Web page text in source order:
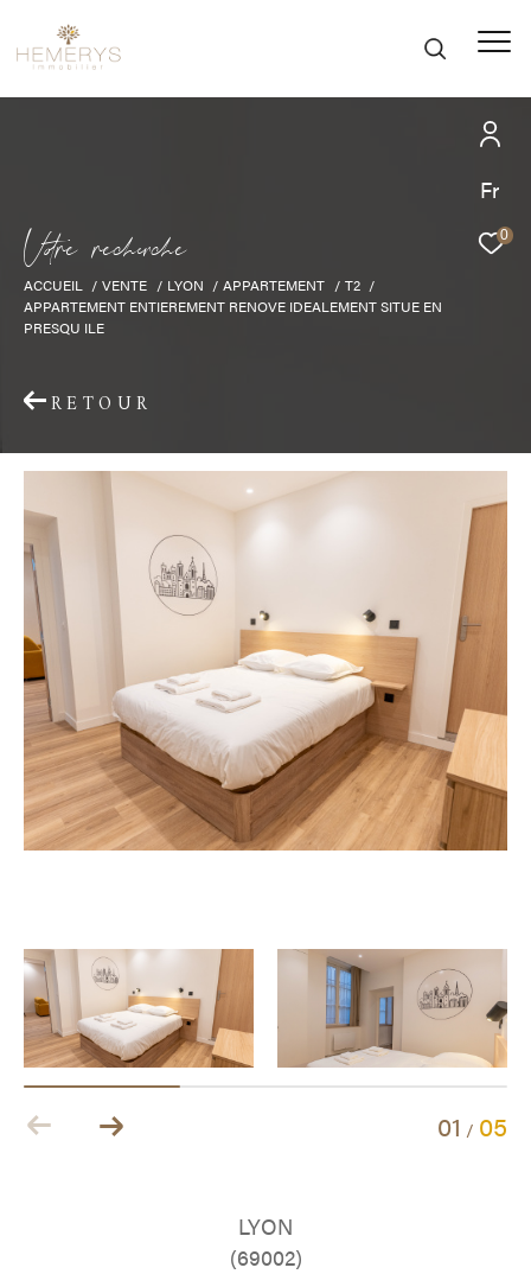
Fr
0
Vore recece
ACCUEIL VENTE LYON APPARTEMENT
T2
APPARTEMENT ENTIEREMENT RENOVE IDEALEMENT SITUE EN
PRESQU ILE
RETOUR
01 / 05
LYON
(69002)